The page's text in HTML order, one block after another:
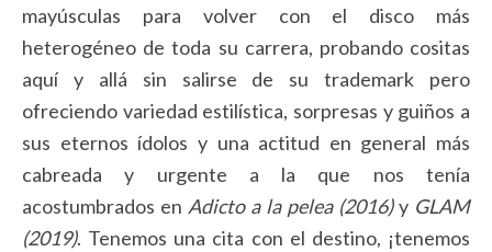
mayúsculas para volver con el disco más
heterogéneo de toda su carrera, probando cositas
aquí y allá sin salirse de su trademark pero
ofreciendo variedad estilística, sorpresas y guiños a
sus eternos ídolos y una actitud en general más
cabreada y urgente a la que nos tenía
acostumbrados en Adicto a la pelea (2016)y GLAM
(2019). Tenemos una cita con el destino, ¡tenemos